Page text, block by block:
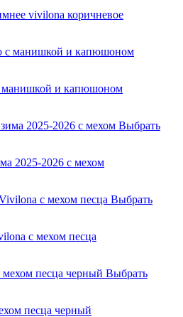
vivilona коричневое
манишкой и капюшоном
Выбрать
2025-2026 с мехом
Выбрать
с мехом песца
Выбрать
песца черный